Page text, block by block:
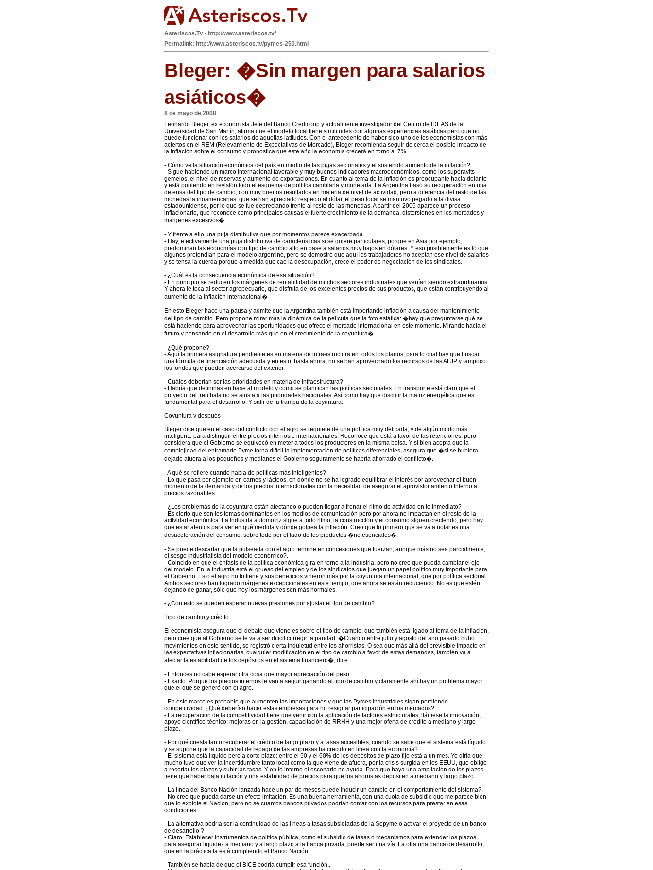
Asteriscos.Tv - http://www.asteriscos.tv/
Permalink: http://www.asteriscos.tv/pymes-250.html
Bleger: �Sin margen para salarios
asiáticos�
8 de mayo de 2008
Leonardo Bleger, ex economista Jefe del Banco Credicoop y actualmente investigador del Centro de IDEAS de la
Universidad de San Martín, afirma que el modelo local tiene similitudes con algunas experiencias asiáticas pero que no
puede funcionar con los salarios de aquellas latitudes. Con el antecedente de haber sido uno de los economistas con más
aciertos en el REM (Relevamiento de Expectativas de Mercado), Bleger recomienda seguir de cerca el posible impacto de
la inflación sobre el consumo y pronostica que este año la economía crecerá en torno al 7%.
- Cómo ve la situación económica del país en medio de las pujas sectoriales y el sostenido aumento de la inflación?
- Sigue habiendo un marco internacional favorable y muy buenos indicadores macroeconómicos, como los superávits
gemelos, el nivel de reservas y aumento de exportaciones. En cuanto al tema de la inflación es preocupante hacia delante
y está poniendo en revisión todo el esquema de política cambiaria y monetaria. La Argentina basó su recuperación en una
defensa del tipo de cambio, con muy buenos resultados en materia de nivel de actividad, pero a diferencia del resto de las
monedas latinoamericanas, que se han apreciado respecto al dólar, el peso local se mantuvo pegado a la divisa
estadounidense, por lo que se fue depreciando frente al resto de las monedas. A partir del 2005 aparece un proceso
inflacionario, que reconoce como principales causas el fuerte crecimiento de la demanda, distorsiones en los mercados y
márgenes excesivos�
- Y frente a ello una puja distributiva que por momentos parece exacerbada...
- Hay, efectivamente una puja distributiva de características si se quiere particulares, porque en Asia por ejemplo,
predominan las economías con tipo de cambio alto en base a salarios muy bajos en dólares. Y eso posiblemente es lo que
algunos pretendían para el modelo argentino, pero se demostró que aquí los trabajadores no aceptan ese nivel de salarios
y se tensa la cuerda porque a medida que cae la desocupación, crece el poder de negociación de los sindicatos.
- ¿Cuál es la consecuencia económica de esa situación?.
- En principio se reducen los márgenes de rentabilidad de muchos sectores industriales que venían siendo extraordinarios.
Y ahora le toca al sector agropecuario, que disfruta de los excelentes precios de sus productos, que están contribuyendo al
aumento de la inflación internacional�
En esto Bleger hace una pausa y admite que la Argentina también está importando inflación a causa del mantenimiento
del tipo de cambio. Pero propone mirar más la dinámica de la película que la foto estática: �hay que preguntarse qué se
está haciendo para aprovechar las oportunidades que ofrece el mercado internacional en este momento. Mirando hacia el
futuro y pensando en el desarrollo más que en el crecimiento de la coyuntura�.
- ¿Qué propone?
- Aquí la primera asignatura pendiente es en materia de infraestructura en todos los planos, para lo cual hay que buscar
una fórmula de financiación adecuada y en esto, hasta ahora, no se han aprovechado los recursos de las AFJP y tampoco
los fondos que pueden acercarse del exterior.
- Cuáles deberían ser las prioridades en materia de infraestructura?
- Habría que definirlas en base al modelo y como se planifican las políticas sectoriales. En transporte está claro que el
proyecto del tren bala no se ajusta a las prioridades nacionales. Así como hay que discutir la matriz energética que es
fundamental para el desarrollo. Y salir de la trampa de la coyuntura.
Coyuntura y después
Bleger dice que en el caso del conflicto con el agro se requiere de una política muy delicada, y de algún modo más
inteligente para distinguir entre precios internos e internacionales. Reconoce que está a favor de las retenciones, pero
considera que el Gobierno se equivocó en meter a todos los productores en la misma bolsa. Y si bien acepta que la
complejidad del entramado Pyme torna difícil la implementación de políticas diferenciales, asegura que �si se hubiera
dejado afuera a los pequeños y medianos el Gobierno seguramente se habría ahorrado el conflicto�.
- A qué se refiere cuando habla de políticas más inteligentes?
- Lo que pasa por ejemplo en carnes y lácteos, en donde no se ha logrado equilibrar el interés por aprovechar el buen
momento de la demanda y de los precios internacionales con la necesidad de asegurar el aprovisionamiento interno a
precios razonables.
- ¿Los problemas de la coyuntura están afectando o pueden llegar a frenar el ritmo de actividad en lo inmediato?
- Es cierto que son los temas dominantes en los medios de comunicación pero por ahora no impactan en el resto de la
actividad económica. La industria automotriz sigue a todo ritmo, la construcción y el consumo siguen creciendo, pero hay
que estar atentos para ver en qué medida y dónde golpea la inflación. Creo que lo primero que se va a notar es una
desaceleración del consumo, sobre todo por el lado de los productos �no esenciales�.
- Se puede descartar que la pulseada con el agro termine en concesiones que tuerzan, aunque más no sea parcialmente,
el sesgo industrialista del modelo económico?.
- Coincido en que el énfasis de la política económica gira en torno a la industria, pero no creo que pueda cambiar el eje
del modelo. En la industria está el grueso del empleo y de los sindicatos que juegan un papel político muy importante para
el Gobierno. Esto el agro no lo tiene y sus beneficios vinieron más por la coyuntura internacional, que por política sectorial.
Ambos sectores han logrado márgenes excepcionales en este tiempo, que ahora se están reduciendo. No es que estén
dejando de ganar, sólo que hoy los márgenes son más normales.
- ¿Con esto se pueden esperar nuevas presiones por ajustar el tipo de cambio?
Tipo de cambio y crédito
El economista asegura que el debate que viene es sobre el tipo de cambio, que también está ligado al tema de la inflación,
pero cree que al Gobierno se le va a ser difícil corregir la paridad. �Cuando entre julio y agosto del año pasado hubo
movimientos en este sentido, se registró cierta inquietud entre los ahorristas. O sea que más allá del previsible impacto en
las expectativas inflacionarias, cualquier modificación en el tipo de cambio a favor de estas demandas, también va a
afectar la estabilidad de los depósitos en el sistema financiero�, dice.
- Entonces no cabe esperar otra cosa que mayor apreciación del peso.
- Exacto. Porque los precios internos le van a seguir ganando al tipo de cambio y claramente ahí hay un problema mayor
que el que se generó con el agro.
- En este marco es probable que aumenten las importaciones y que las Pymes industriales sigan perdiendo
competitividad. ¿Qué deberían hacer estas empresas para no resignar participación en los mercados?
- La recuperación de la competitividad tiene que venir con la aplicación de factores estructurales, llámese la innovación,
apoyo científico-técnico; mejoras en la gestión, capacitación de RRHH y una mejor oferta de crédito a mediano y largo
plazo.
- Por qué cuesta tanto recuperar el crédito de largo plazo y a tasas accesibles, cuando se sabe que el sistema está líquido
y se supone que la capacidad de repago de las empresas ha crecido en línea con la economía?
- El sistema está líquido pero a corto plazo: entre el 50 y el 60% de los depósitos de plazo fijo está a un mes. Yo diría que
mucho tuvo que ver la incertidumbre tanto local como la que viene de afuera, por la crisis surgida en los EEUU, que obligó
a recortar los plazos y subir las tasas. Y en lo interno el escenario no ayuda. Para que haya una ampliación de los plazos
tiene que haber baja inflación y una estabilidad de precios para que los ahorristas depositen a mediano y largo plazo.
- La línea del Banco Nación lanzada hace un par de meses puede inducir un cambio en el comportamiento del sistema?.
- No creo que pueda darse un efecto imitación. Es una buena herramienta, con una cuota de subsidio que me parece bien
que lo explote el Nación, pero no sé cuantos bancos privados podrían contar con los recursos para prestar en esas
condiciones.
- La alternativa podría ser la continuidad de las líneas a tasas subsidiadas de la Sepyme o activar el proyecto de un banco
de desarrollo ?
- Claro. Establecer instrumentos de política pública, como el subsidio de tasas o mecanismos para extender los plazos,
para asegurar liquidez a mediano y a largo plazo a la banca privada, puede ser una vía. La otra una banca de desarrollo,
que en la práctica la está cumpliendo el Banco Nación.
- También se habla de que el BICE podría cumplir esa función..